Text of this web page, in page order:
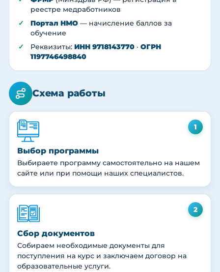
реестре медработников
Портал НМО — начисление баллов за
обучение
Реквизиты: ИНН 9718143770 · ОГРН
1197746498840
Схема работы
1
Выбор программы
Выбираете программу самостоятельно на нашем
сайте или при помощи наших специалистов.
2
Сбор документов
Собираем необходимые документы для
поступления на курс и заключаем договор на
образовательные услуги.